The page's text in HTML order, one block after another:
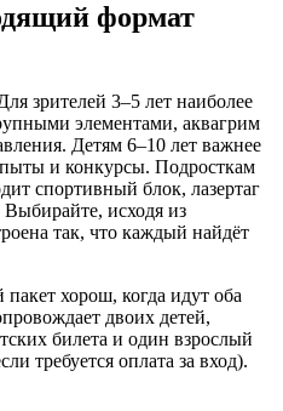
формат
зрителей 3–5 лет наиболее
элементами, аквагрим
Детям 6–10 лет важнее
и конкурсы. Подросткам
спортивный блок, лазертаг
Выбирайте, исходя из
так, что каждый найдёт
хорош, когда идут оба
двоих детей,
билета и один взрослый
требуется оплата за вход).